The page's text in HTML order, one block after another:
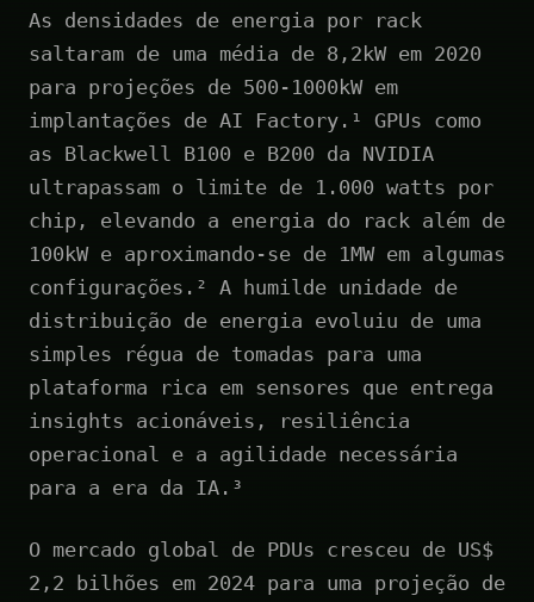
As densidades de energia por rack
saltaram de uma média de 8,2kW em 2020
para projeções de 500-1000kW em
implantações de AI Factory.¹ GPUs como
as Blackwell B100 e B200 da NVIDIA
ultrapassam o limite de 1.000 watts por
chip, elevando a energia do rack além de
100kW e aproximando-se de 1MW em algumas
configurações.² A humilde unidade de
distribuição de energia evoluiu de uma
simples régua de tomadas para uma
plataforma rica em sensores que entrega
insights acionáveis, resiliência
operacional e a agilidade necessária
para a era da IA.³
O mercado global de PDUs cresceu de US$
2,2 bilhões em 2024 para uma projeção de